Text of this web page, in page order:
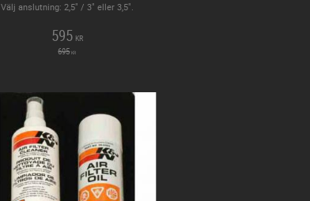
Välj anslutning: 2,5" / 3" eller 3,5".
595 KR
695KR